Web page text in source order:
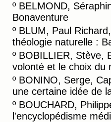
º BELMOND,
Bonaventure
º BLUM, Paul
théologie naturelle :
º BOBILLIER, Stève,
volonté et le choix du
º BONINO, Serge,
une certaine idée de
º BOUCHARD,
l'encyclopédisme